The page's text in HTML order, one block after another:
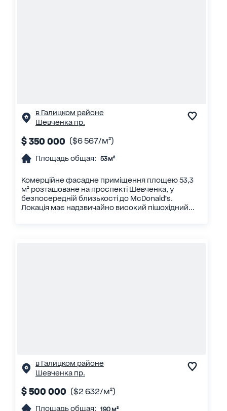
в Галицком районе
Шевченка пр.
$ 350 000 ($6 567/м²)
Площадь общая: 53 м²
Комерційне фасадне приміщення площею 53,3
м² розташоване на проспекті Шевченка, у
безпосередній близькості до McDonald’s.
Локація має надзвичайно високий пішохідний...
в Галицком районе
Шевченка пр.
$ 500 000 ($2 632/м²)
Площадь общая: 190 м²